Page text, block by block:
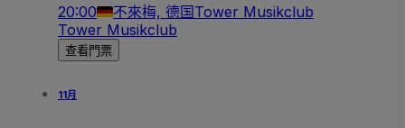
20:00 不來梅, 德国Tower Musikclub
Tower Musikclub
查看門票
11月